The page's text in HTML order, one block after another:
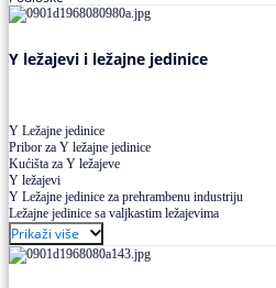
Y ležajevi i ležajne jedinice
Y Ležajne jedinice
Pribor za Y ležajne jedinice
Kućišta za Y ležajeve
Y ležajevi
Y Ležajne jedinice za prehrambenu industriju
Ležajne jedinice sa valjkastim ležajevima
Prikaži više